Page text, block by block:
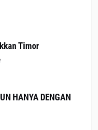
Timor
HANYA DENGAN